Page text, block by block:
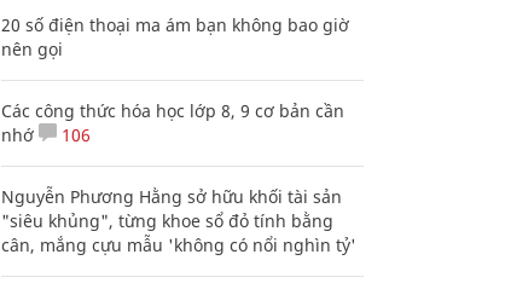
20 số điện thoại ma ám bạn không bao giờ
nên gọi
Các công thức hóa học lớp 8, 9 cơ bản cần
nhớ
106
Nguyễn Phương Hằng sở hữu khối tài sản
"siêu khủng", từng khoe sổ đỏ tính bằng
cân, mắng cựu mẫu 'không có nổi nghìn tỷ'